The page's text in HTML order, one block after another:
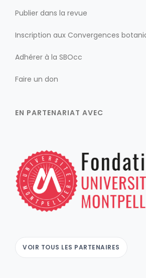
Publier dans la revue
Inscription aux Convergences
Adhérer à la SBOcc
Faire un don
EN PARTENARIAT AVEC
VOIR TOUS LES PARTENAIRES